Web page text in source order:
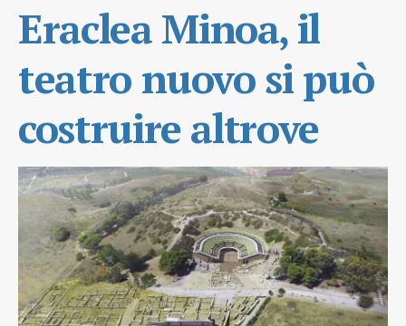
Eraclea Minoa, il
teatro nuovo si può
costruire altrove